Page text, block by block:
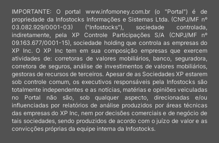
IMPORTANTE: O portal www.infomoney.com.br (o "Portal") é de
propriedade da Infostocks Informações e Sistemas Ltda. (CNPJ/MF nº
03.082.929/0001-03) ("Infostocks"), sociedade controlada,
indiretamente, pela XP Controle Participações S/A (CNPJ/MF nº
09.163.677/0001-15), sociedade holding que controla as empresas do
XP Inc. O XP Inc tem em sua composição empresas que exercem
atividades de: corretoras de valores mobiliários, banco, seguradora,
corretora de seguros, análise de investimentos de valores mobiliários,
gestoras de recursos de terceiros. Apesar de as Sociedades XP estarem
sob controle comum, os executivos responsáveis pela Infostocks são
totalmente independentes e as notícias, matérias e opiniões veiculadas
no Portal não são, sob qualquer aspecto, direcionadas e/ou
influenciadas por relatórios de análise produzidos por áreas técnicas
das empresas do XP Inc, nem por decisões comerciais e de negócio de
tais sociedades, sendo produzidos de acordo com o juízo de valor e as
convicções próprias da equipe interna da Infostocks.